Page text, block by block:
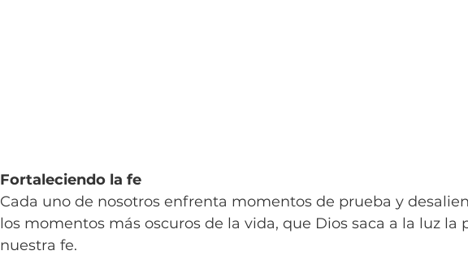
Fortaleciendo la fe
Cada uno de nosotros enfrenta momentos de prueba y
los momentos más oscuros de la vida, que Dios saca a la luz la
nuestra fe.